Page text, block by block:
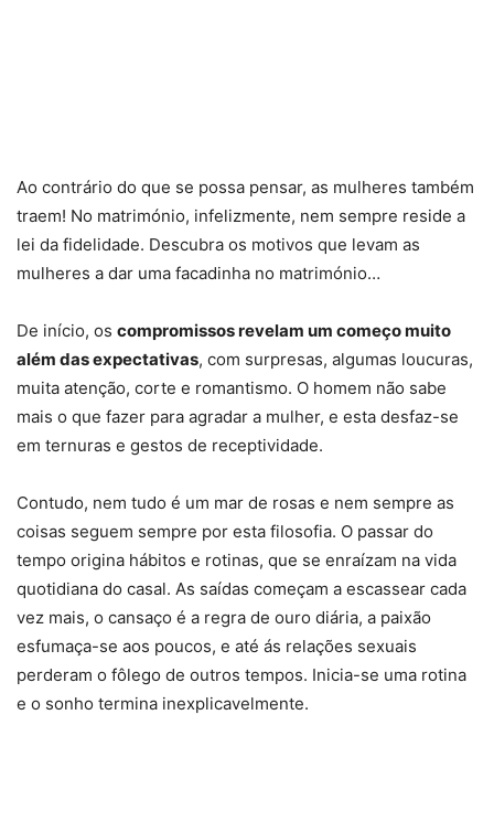
Ao contrário do que se possa pensar, as mulheres também
traem! No matrimónio, infelizmente, nem sempre reside a
lei da fidelidade. Descubra os motivos que levam as
mulheres a dar uma facadinha no matrimónio…
De início, os compromissos revelam um começo muito
além das expectativas, com surpresas, algumas loucuras,
muita atenção, corte e romantismo. O homem não sabe
mais o que fazer para agradar a mulher, e esta desfaz-se
em ternuras e gestos de receptividade.
Contudo, nem tudo é um mar de rosas e nem sempre as
coisas seguem sempre por esta filosofia. O passar do
tempo origina hábitos e rotinas, que se enraízam na vida
quotidiana do casal. As saídas começam a escassear cada
vez mais, o cansaço é a regra de ouro diária, a paixão
esfumaça-se aos poucos, e até ás relações sexuais
perderam o fôlego de outros tempos. Inicia-se uma rotina
e o sonho termina inexplicavelmente.